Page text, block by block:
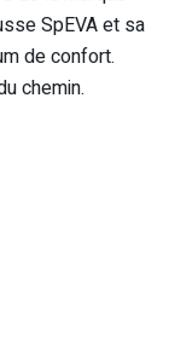
SpEVA et sa
de confort.
chemin.